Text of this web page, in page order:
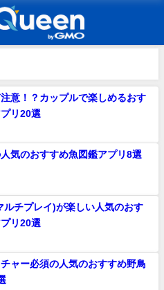
意！？カップルで楽しめるおす
リ20選
気のおすすめ魚図鑑アプリ8選
ルチプレイ)が楽しい人気のおす
リ20選
ャー必須の人気のおすすめ野鳥